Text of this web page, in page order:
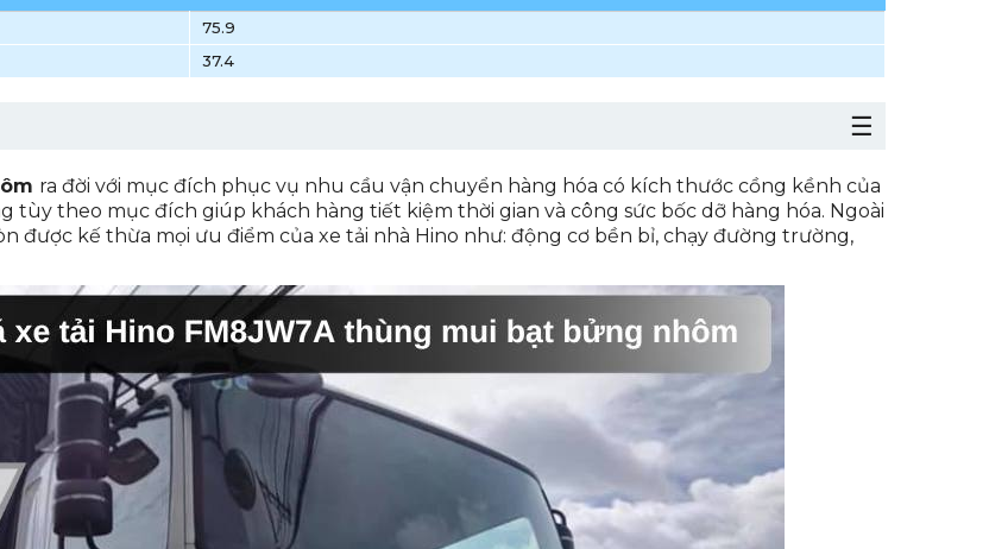
75.9
37.4
Hino FM8JW7A thùng mui bạt bửng nhôm
FM8JW7A thùng mui bạt bửng nhôm
thùng mui bạt bửng nhôm
Hino FM8JW7A thùng mui bạt bửng nhôm
Hino FM8JW7A thùng mui bạt bửng nhôm
ra đời với mục đích phục vụ nhu cầu vận chuyển hàng hóa có kích thước cồng kềnh của
tùy theo mục đích giúp khách hàng tiết kiệm thời gian và công sức bốc dỡ hàng hóa. Ngoài
được kế thừa mọi ưu điểm của xe tải nhà Hino như: động cơ bền bỉ, chạy đường trường,